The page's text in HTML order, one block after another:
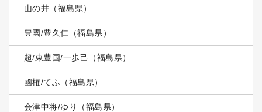
山の井（福島県）
豊國/豊久仁（福島県）
超/東豊国/一歩己（福島県）
國権/てふ（福島県）
会津中将/ゆり（福島県）